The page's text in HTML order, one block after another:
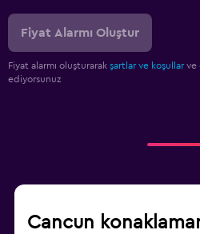
Fiyat Alarmı Oluştur
Fiyat alarmı oluşturarak şartlar ve koşullar ve
ediyorsunuz
Cancun